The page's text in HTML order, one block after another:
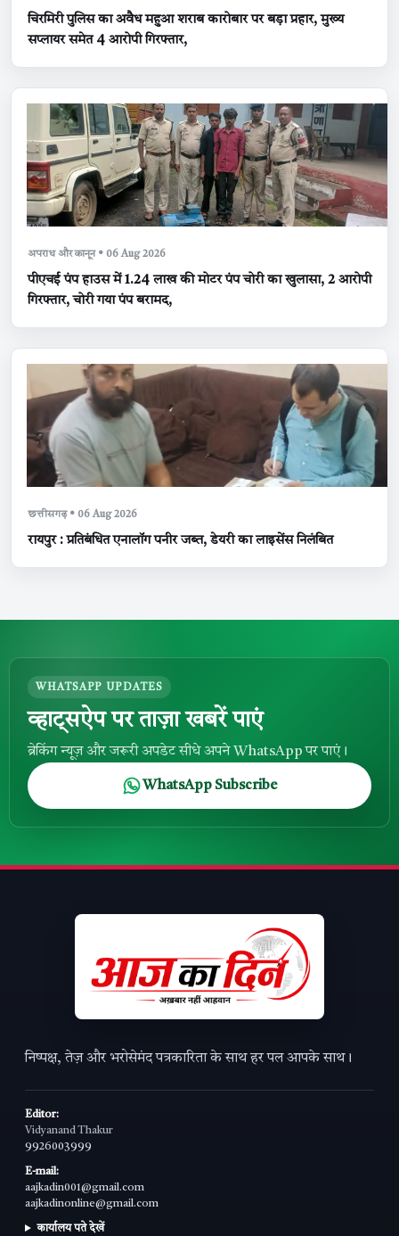
चिरमिरी पुलिस का अवैध महुआ शराब कारोबार पर बड़ा प्रहार, मुख्य
सप्लायर समेत 4 आरोपी गिरफ्तार,
अपराध और कानून • 06 Aug 2026
पीएचई पंप हाउस में 1.24 लाख की मोटर पंप चोरी का खुलासा, 2 आरोपी
गिरफ्तार, चोरी गया पंप बरामद,
छत्तीसगढ़ • 06 Aug 2026
रायपुर : प्रतिबंधित एनालॉग पनीर जब्त, डेयरी का लाइसेंस निलंबित
WHATSAPP UPDATES
व्हाट्सऐप पर ताज़ा खबरें पाएं
ब्रेकिंग न्यूज़ और जरूरी अपडेट सीधे अपने WhatsApp पर पाएं।
WhatsApp Subscribe
निष्पक्ष, तेज़ और भरोसेमंद पत्रकारिता के साथ हर पल आपके साथ।
Editor:
Vidyanand Thakur
9926003999
E-mail:
aajkadin001@gmail.com
aajkadinonline@gmail.com
कार्यालय पते देखें